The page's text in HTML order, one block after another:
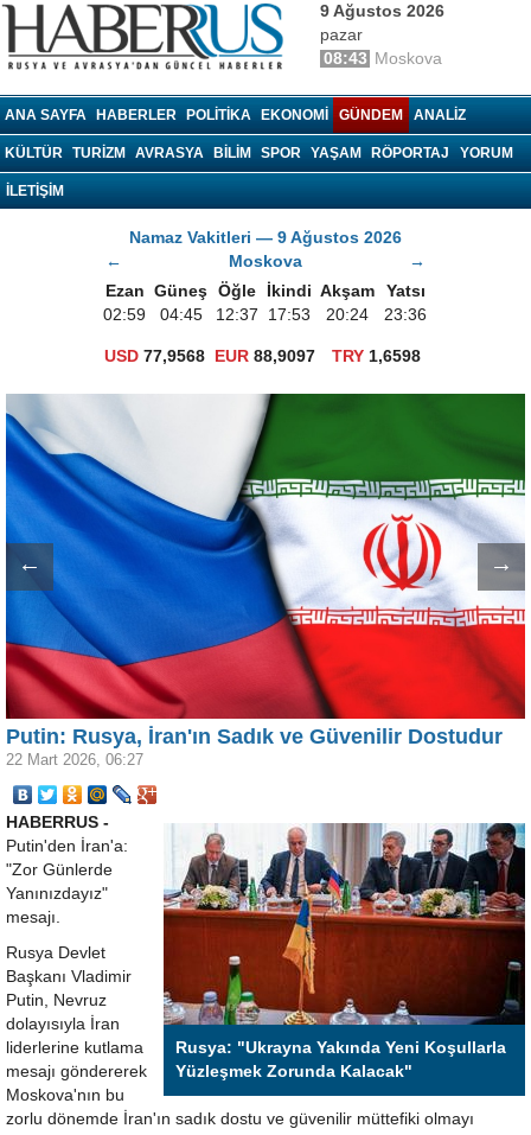
9 Ağustos 2026
pazar
08:43 Moskova
ANA SAYFA HABERLER POLITIKA EKONOMI GÜNDEM ANALIZ
KÜLTÜR TURIZM AVRASYA BILIM SPOR YAŞAM RÖPORTAJ YORUM
İLETİŞİM
Namaz Vakitleri — 9 Ağustos 2026
←
Moskova
→
Ezan Güneş Öğle İkindi Akşam
Yatsı
02:59
04:45 12:37 17:53 20:24 23:36
USD 77,9568 EUR 88,9097 TRY1,6598
← →
Putin: Rusya, İran'ın Sadık ve Güvenilir Dostudur
22 Mart 2026, 06:27
Rusya: "Ukrayna Yakında Yeni Koşullarla
Yüzleşmek Zorunda Kalacak"
HABERRUS -
Putin'den İran'a:
"Zor Günlerde
Yanınızdayız"
mesajı.
Rusya Devlet
Başkanı Vladimir
Putin, Nevruz
dolayısıyla İran
liderlerine kutlama
mesajı göndererek
Moskova'nın bu
zorlu dönemde İran'ın sadık dostu ve güvenilir müttefiki olmayı